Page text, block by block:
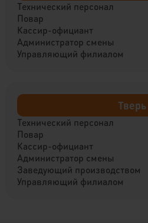
Технический персонал
Повар
Кассир-официант
Администратор смены
Управляющий филиалом
Тверь
Технический персонал
Повар
Кассир-официант
Администратор смены
Заведующий производством
Управляющий филиалом